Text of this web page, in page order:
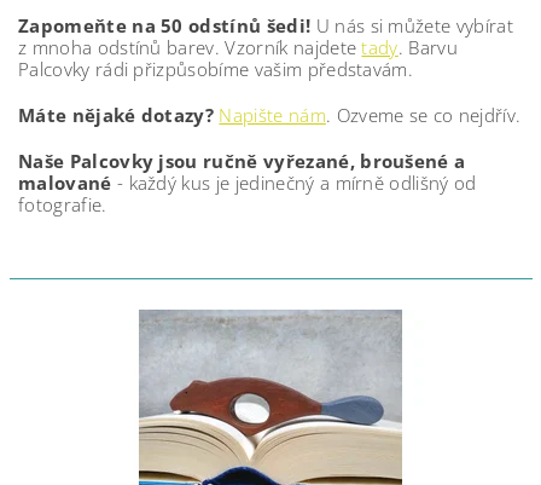
Zapomeňte na 50 odstínů šedi! U nás si můžete vybírat
z mnoha odstínů barev. Vzorník najdetetady. Barvu
Palcovky rádi přizpůsobíme vašim představám.
Máte nějaké dotazy? Napište nám. Ozveme se co nejdřív.
Naše Palcovky jsou ručně vyřezané, broušené a
malované - každý kus je jedinečný a mírně odlišný od
fotografie.